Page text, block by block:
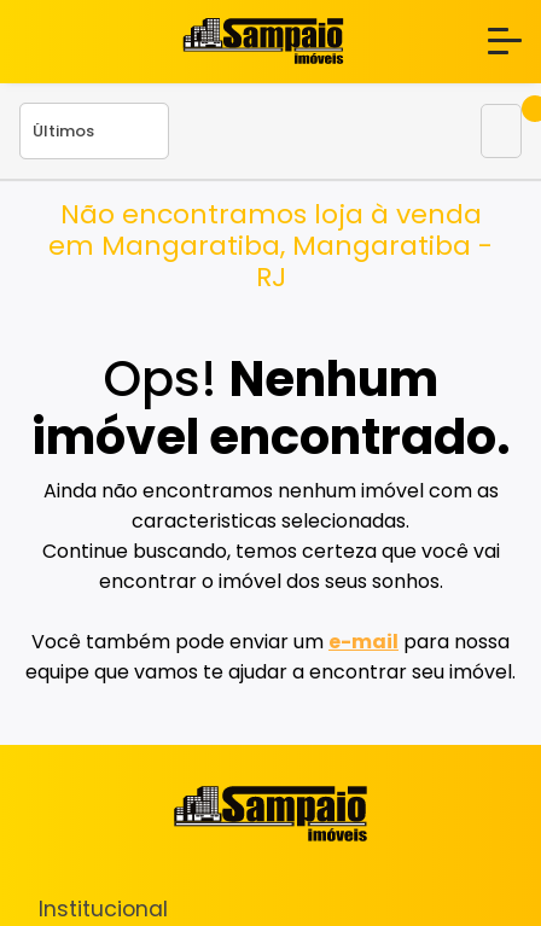
Não encontramos loja à venda
em Mangaratiba, Mangaratiba -
RJ
Ops! Nenhum
imóvel encontrado.
Ainda não encontramos nenhum imóvel com as
caracteristicas selecionadas.
Continue buscando, temos certeza que você vai
encontrar o imóvel dos seus sonhos.
Você também pode enviar um e-mail para nossa
equipe que vamos te ajudar a encontrar seu imóvel.
Institucional